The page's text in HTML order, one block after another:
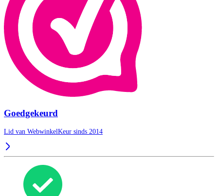
Goedgekeurd
Lid van WebwinkelKeur sinds 2014